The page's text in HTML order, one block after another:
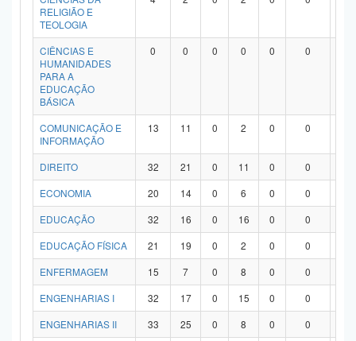
RELIGIÃO E
TEOLOGIA
CIÊNCIAS E
HUMANIDADES
PARA A
EDUCAÇÃO
BÁSICA
0 0 0 0 0 0
COMUNICAÇÃO E
INFORMAÇÃO
13 11 0 2 0 0
DIREITO 32 21 0 11 0 0
ECONOMIA
20 14 0 6 0 0
EDUCAÇÃO
32 16 0 16 0 0
EDUCAÇÃO FÍSICA
21 19 0 2 0 0
ENFERMAGEM
15 7 0 8 0 0
ENGENHARIAS I
32 17 0 15 0 0
ENGENHARIAS II
33 25 0 8 0 0